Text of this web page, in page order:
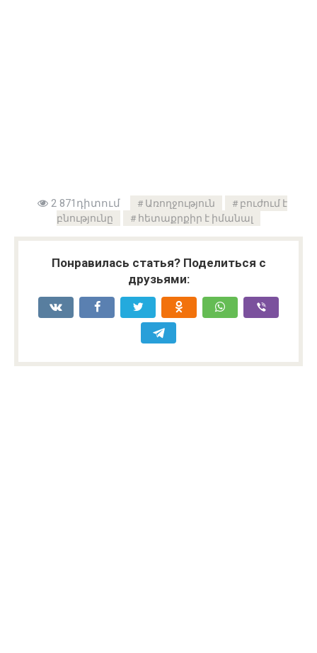
2 871դիտում Առողջություն
բուժում է
բնությունը
հետաքրքիր է իմանալ
Понравилась статья? Поделиться с
друзьями: